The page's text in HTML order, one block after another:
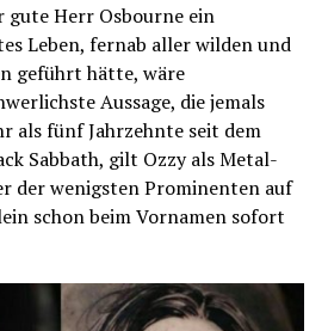
gute Herr Osbourne ein
Leben, fernab aller wilden und
geführt hätte, wäre
Aussage, die jemals
als fünf Jahrzehnte seit dem
Sabbath, gilt Ozzy als Metal-
der wenigsten Prominenten auf
schon beim Vornamen sofort